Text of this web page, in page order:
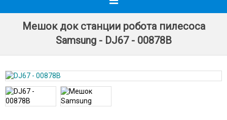
Мешок док станции робота пилесоса
Samsung - DJ67 - 00878B